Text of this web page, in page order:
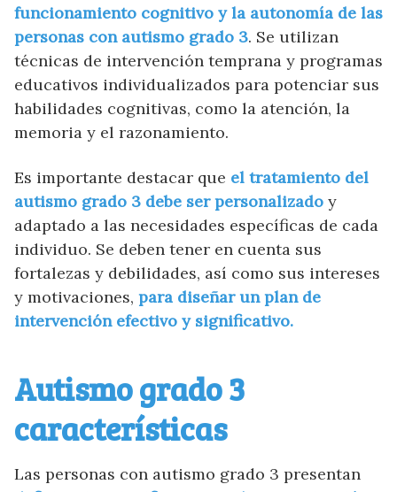
funcionamiento cognitivo y la autonomía de las
personas con autismo grado 3. Se utilizan
técnicas de intervención temprana y programas
educativos individualizados para potenciar sus
habilidades cognitivas, como la atención, la
memoria y el razonamiento.
Es importante destacar que el tratamiento del
autismo grado 3 debe ser personalizado y
adaptado a las necesidades específicas de cada
individuo. Se deben tener en cuenta sus
fortalezas y debilidades, así como sus intereses
y motivaciones, para diseñar un plan de
intervención efectivo y significativo.
Autismo grado 3
características
Las personas con autismo grado 3 presentan